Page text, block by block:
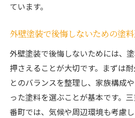
ています。
外壁塗装で後悔しないための塗
外壁塗装で後悔しないためには、
押さえることが大切です。まずは
とのバランスを整理し、家族構成
った塗料を選ぶことが基本です。
番町では、気候や周辺環境も考慮